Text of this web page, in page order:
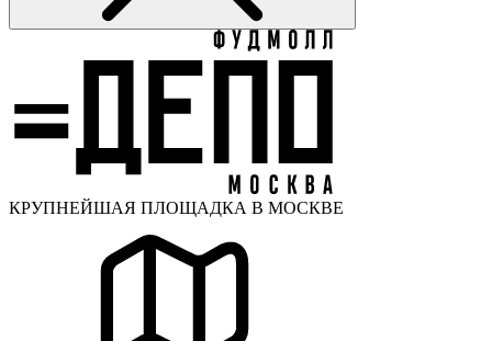
КРУПНЕЙШАЯ ПЛОЩАДКА В МОСКВЕ